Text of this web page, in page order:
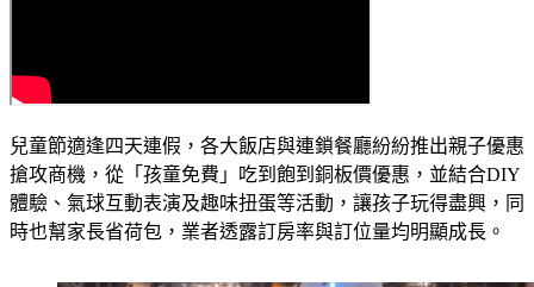
搶攻商機，從「孩童免費」吃到飽到銅板價優惠，並結合DIY
體驗、氣球互動表演及趣味扭蛋等活動，讓孩子玩得盡興，同
時也幫家長省荷包，業者透露訂房率與訂位量均明顯成長。